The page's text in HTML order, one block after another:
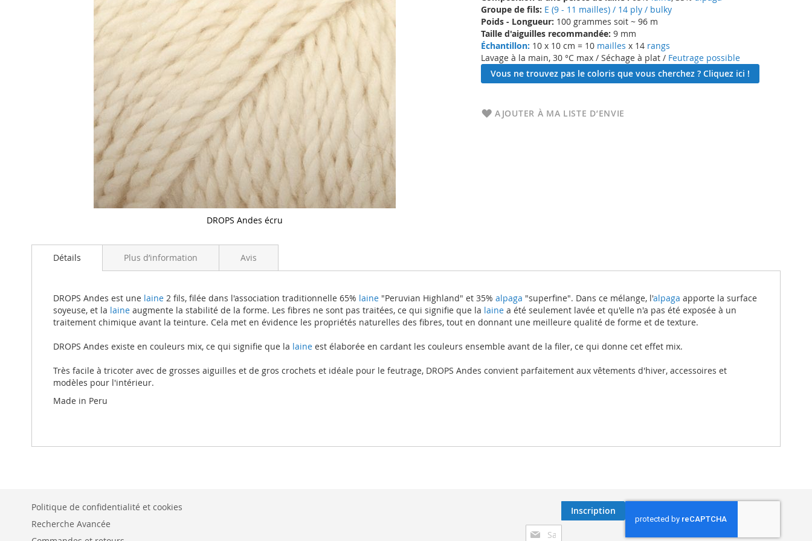
Groupe de fils: E (9 - 11 mailles) / 14 ply / bulky
Poids - Longueur: 100 grammes soit ~ 96 m
Taille d'aiguilles recommandée: 9 mm
Échantillon: 10 x 10 cm = 10 mailles x 14 rangs
Lavage à la main, 30 °C max / Séchage à plat / Feutrage possible
Vous ne trouvez pas le coloris que vous cherchez ? Cliquez ici !
AJOUTER À MA LISTE D’ENVIE
DROPS Andes écru
to
images
gallery
Détails
DROPS Andes est une laine 2 fils, filée dans l'association traditionnelle 65% laine "Peruvian Highland" et 35% alpaga "superfine". Dans ce mélange, l'alpaga apporte la surface
soyeuse, et la laine augmente la stabilité de la forme. Les fibres ne sont pas traitées, ce qui signifie que la laine a été seulement lavée et qu'elle n'a pas été exposée à un
traitement chimique avant la teinture. Cela met en évidence les propriétés naturelles des fibres, tout en donnant une meilleure qualité de forme et de texture.
DROPS Andes existe en couleurs mix, ce qui signifie que la laine est élaborée en cardant les couleurs ensemble avant de la filer, ce qui donne cet effet mix.
Très facile à tricoter avec de grosses aiguilles et de gros crochets et idéale pour le feutrage, DROPS Andes convient parfaitement aux vêtements d'hiver, accessoires et
modèles pour l'intérieur.
Made in Peru
Plus d’information Avis
Inscription
Inscription
Politique de confidentialité et cookies
Recherche Avancée